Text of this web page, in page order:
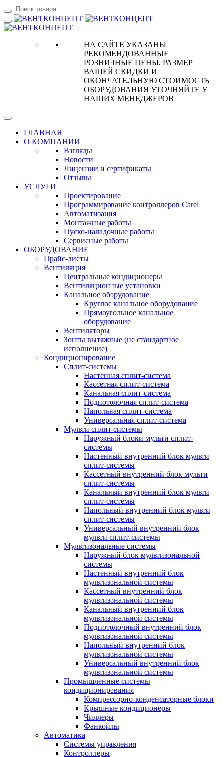
НА САЙТЕ УКАЗАНЫ
РЕКОМЕНДОВАННЫЕ
РОЗНИЧНЫЕ ЦЕНЫ. РАЗМЕР
ВАШЕЙ СКИДКИ И
ОКОНЧАТЕЛЬНУЮ СТОИМОСТЬ
ОБОРУДОВАНИЯ УТОЧНЯЙТЕ У
НАШИХ МЕНЕДЖЕРОВ
ГЛАВНАЯ
О КОМПАНИИ
Взгляды
Новости
Лицензии и сертификаты
Отзывы
УСЛУГИ
Проектирование
Программирование контроллеров Carel
Автоматизация
Монтажные работы
Пуско-наладочные работы
Сервисные работы
ОБОРУДОВАНИЕ
Прайс-листы
Вентиляция
Центральные кондиционеры
Вентиляционные установки
Канальное оборудование
Круглое канальное оборудование
Прямоугольное канальное
оборудование
Вентиляторы
Зонты вытяжные (не стандартное
исполнение)
Кондиционирование
Сплит-системы
Настенная сплит-система
Кассетная сплит-система
Канальная сплит-система
Подпотолочная сплит-система
Напольная сплит-система
Универсальная сплит-система
Мульти сплит-системы
Наружный блоки мульти сплит-
системы
Настенный внутренний блок мульти
сплит-системы
Кассетный внутренний блок мульти
сплит-системы
Канальный внутренний блок мульти
сплит-системы
Напольный внутренний блок мульти
сплит-системы
Универсальный внутренний блок
мульти сплит-системы
Мультизональные системы
Наружный блок мультизональной
системы
Настенный внутренний блок
мультизональной системы
Кассетный внутренний блок
мультизональной системы
Канальный внутренний блок
мультизональной системы
Подпотолочный внутренний блок
мультизональной системы
Напольный внутренний блок
мультизональной системы
Универсальный внутренний блок
мультизональной системы
Промышленные системы
кондиционирования
Компрессорно-конденсаторные блоки
Крышные кондиционеры
Чиллеры
Фанкойлы
Автоматика
Системы управления
Контроллеры